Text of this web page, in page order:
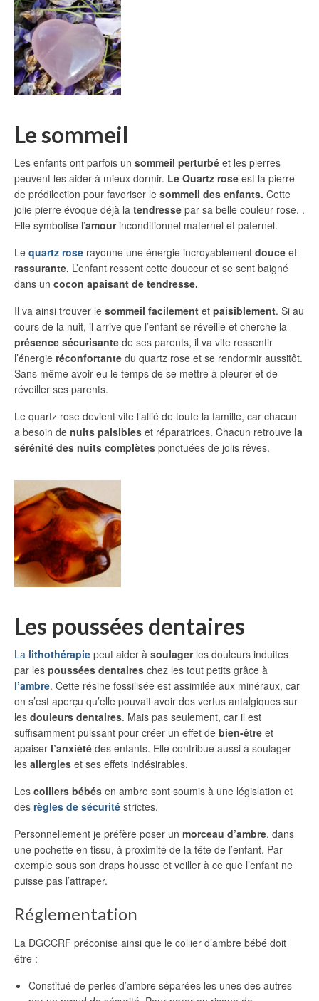
Le sommeil
Les enfants ont parfois un sommeil perturbé et les pierres
peuvent les aider à mieux dormir. Le Quartz rose est la pierre
de prédilection pour favoriser le sommeil des enfants. Cette
jolie pierre évoque déjà la tendresse par sa belle couleur rose. .
Elle symbolise l’amourinconditionnel maternel et paternel.
Le quartz rose rayonne une énergie incroyablement douce et
rassurante. L’enfant ressent cette douceur et se sent baigné
dans un cocon apaisant de tendresse.
Il va ainsi trouver le sommeil facilement et paisiblement. Si au
cours de la nuit, il arrive que l’enfant se réveille et cherche la
présence sécurisante de ses parents, il va vite ressentir
l’énergie réconfortante du quartz rose et se rendormir aussitôt.
Sans même avoir eu le temps de se mettre à pleurer et de
réveiller ses parents.
Le quartz rose devient vite l’allié de toute la famille, car chacun
a besoin de nuits paisibles et réparatrices. Chacun retrouve la
sérénité des nuits complètes ponctuées de jolis rêves.
Les poussées dentaires
La lithothérapie peut aider à soulagerles douleurs induites
par les poussées dentaires chez les tout petits grâce à
l’ambre. Cette résine fossilisée est assimilée aux minéraux, car
on s’est aperçu qu’elle pouvait avoir des vertus antalgiques sur
les douleurs dentaires. Mais pas seulement, car il est
suffisamment puissant pour créer un effet de bien-être et
apaiser l’anxiété des enfants. Elle contribue aussi à soulager
les allergies et ses effets indésirables.
Les colliers bébés en ambre sont soumis à une législation et
des règles de sécurité strictes.
Personnellement je préfère poser un morceau d’ambre, dans
une pochette en tissu, à proximité de la tête de l’enfant. Par
exemple sous son draps housse et veiller à ce que l’enfant ne
puisse pas l’attraper.
Réglementation
La DGCCRF préconise ainsi que le collier d’ambre bébé doit
être :
Constitué de perles d’ambre séparées les unes des autres